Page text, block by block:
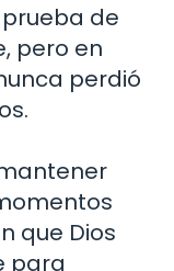
de
pero en
perdió
que Dios
para